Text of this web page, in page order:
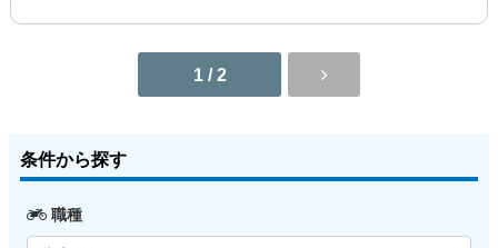
地域に根差して働くことが出来て、お客
様と永いお付き合いが出来る環境です。
費用を全額負担します。
1 / 2
条件から探す
職種